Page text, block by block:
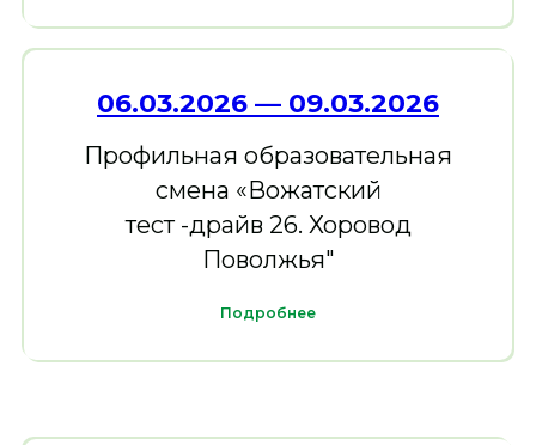
06.03.2026 — 09.03. 2026
Профильная образовательная
смена «Вожатский
тест -драйв 26. Хоровод
Поволжья"
Подробнее